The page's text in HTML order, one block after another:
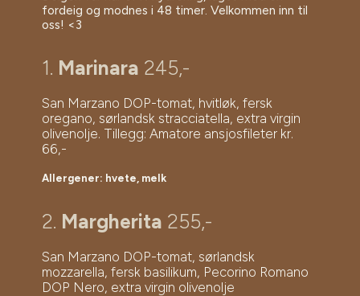
fordeig og modnes i 48 timer. Velkommen inn til
oss! <3
1. Marinara 245,-
San Marzano DOP-tomat, hvitløk, fersk
oregano, sørlandsk stracciatella, extra virgin
olivenolje. Tillegg: Amatore ansjosfileter kr.
66,-
Allergener: hvete, melk
2. Margherita 255,-
San Marzano DOP-tomat, sørlandsk
mozzarella, fersk basilikum, Pecorino Romano
DOP Nero, extra virgin olivenolje